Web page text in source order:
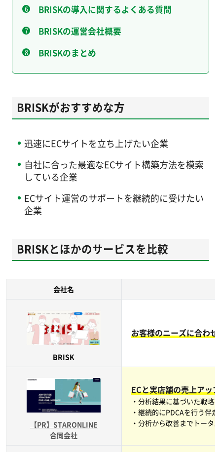
BRISKの導入に関するよくある質問
BRISKの運営会社概要
BRISKのまとめ
BRISKがおすすめな方
迅速にECサイトを立ち上げたい企業
自社に合った最適なECサイト構築方法を模索
している企業
ECサイト運営のサポートを継続的に受けたい
企業
BRISKとほかのサービスを比較
会社名
BRISK
お客様のニーズに合わ
【PR】STARONLINE
合同会社
ECと実店舗の売上アッ
・分析結果に基づいた戦略
・継続的にPDCAを行う伴
・分析から改善までトータ